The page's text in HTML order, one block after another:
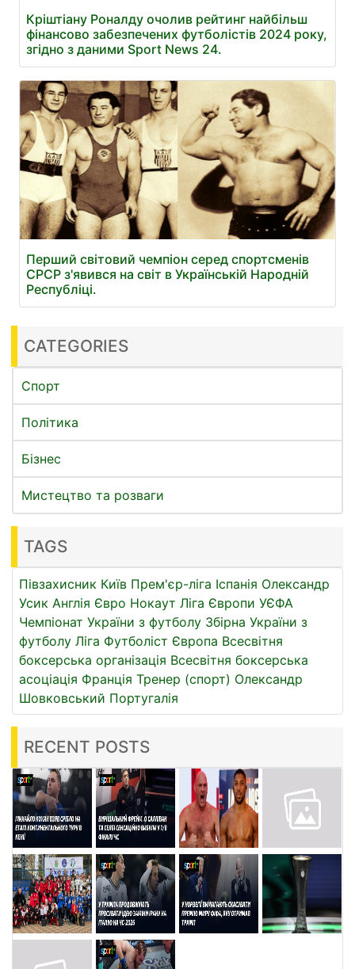
Кріштіану Роналду очолив рейтинг найбільш
фінансово забезпечених футболістів 2024 року,
згідно з даними Sport News 24.
Перший світовий чемпіон серед спортсменів
СРСР з'явився на світ в Українській Народній
Республіці.
CATEGORIES
Спорт
Політика
Бізнес
Мистецтво та розваги
TAGS
Півзахисник Київ Прем'єр-ліга Іспанія Олександр
Усик Англія Євро Нокаут Ліга Європи УЄФА
Чемпіонат України з футболу Збірна України з
футболу Ліга Футболіст Європа Всесвітня
боксерська організація Всесвітня боксерська
асоціація Франція Тренер (спорт) Олександр
Шовковський Португалія
RECENT POSTS